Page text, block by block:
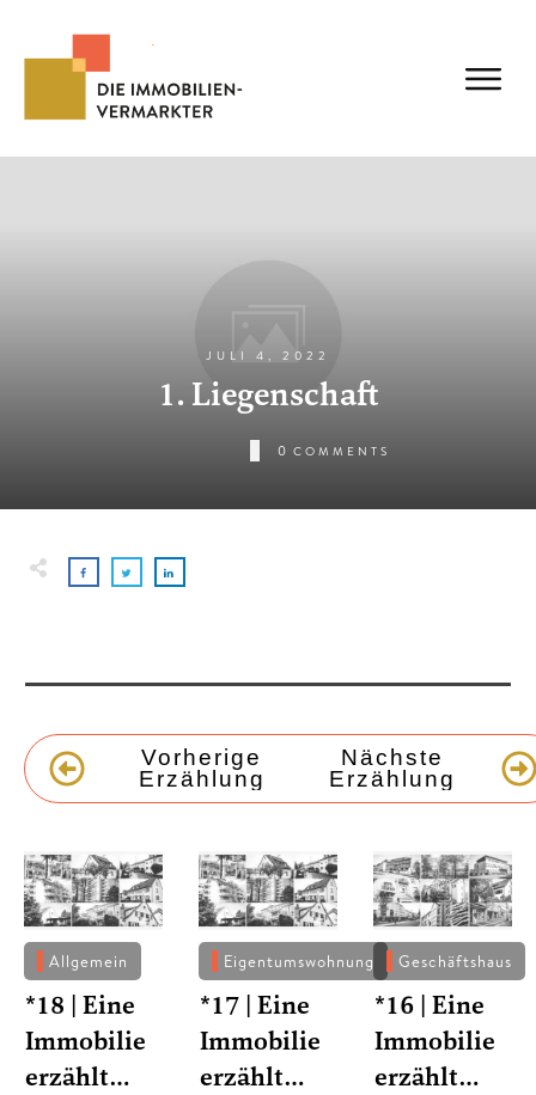
JULI 4, 2022
1. Liegenschaft
0 COMMENTS
Vorherige
Erzählung
Nächste
Erzählung
Allgemein
*18 | Eine
Immobilie
erzählt…
Eigentumswohnung
*17 | Eine
Immobilie
erzählt…
Geschäftshaus
*16 | Eine
Immobilie
erzählt…